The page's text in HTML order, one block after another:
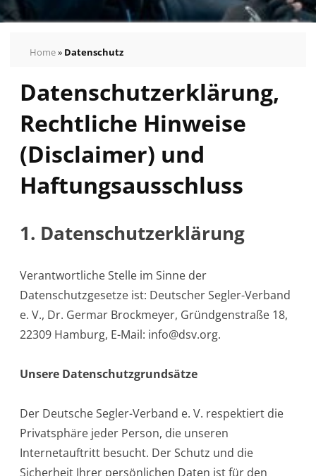
Home» Datenschutz
Datenschutzerklärung,
Rechtliche Hinweise
(Disclaimer) und
Haftungsausschluss
1. Datenschutzerklärung
Verantwortliche Stelle im Sinne der
Datenschutzgesetze ist: Deutscher Segler-Verband
e. V., Dr. Germar Brockmeyer, Gründgenstraße 18,
22309 Hamburg, E-Mail: info@dsv.org.
Unsere Datenschutzgrundsätze
Der Deutsche Segler-Verband e. V. respektiert die
Privatsphäre jeder Person, die unseren
Internetauftritt besucht. Der Schutz und die
Sicherheit Ihrer persönlichen Daten ist für den